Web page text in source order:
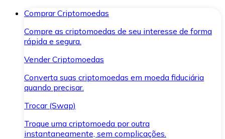
Comprar Criptomoedas
Compre as criptomoedas de seu interesse de forma
rápida e segura.
Vender Criptomoedas
Converta suas criptomoedas em moeda fiduciária
quando precisar.
Trocar (Swap)
Troque uma criptomoeda por outra
instantaneamente, sem complicações.